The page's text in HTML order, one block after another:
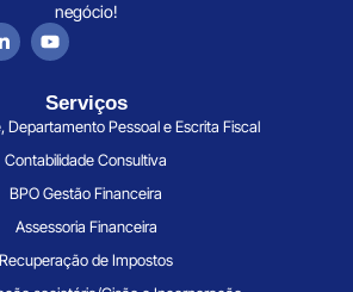
negócio!
Serviços
Departamento Pessoal e Escrita Fiscal
Contabilidade Consultiva
BPO Gestão Financeira
Assessoria Financeira
Recuperação de Impostos